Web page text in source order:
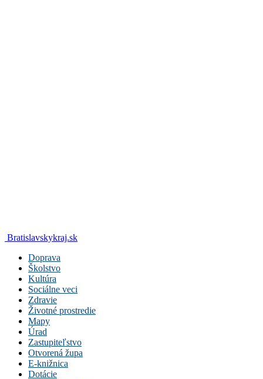
Bratislavskykraj.sk
Doprava
Školstvo
Kultúra
Sociálne veci
Zdravie
Životné prostredie
Mapy
Úrad
Zastupiteľstvo
Otvorená župa
E-knižnica
Dotácie